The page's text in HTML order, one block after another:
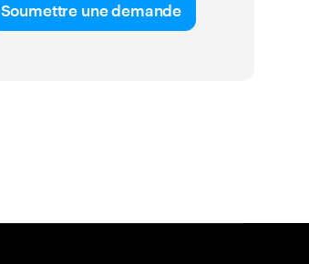
Soumettre une demande